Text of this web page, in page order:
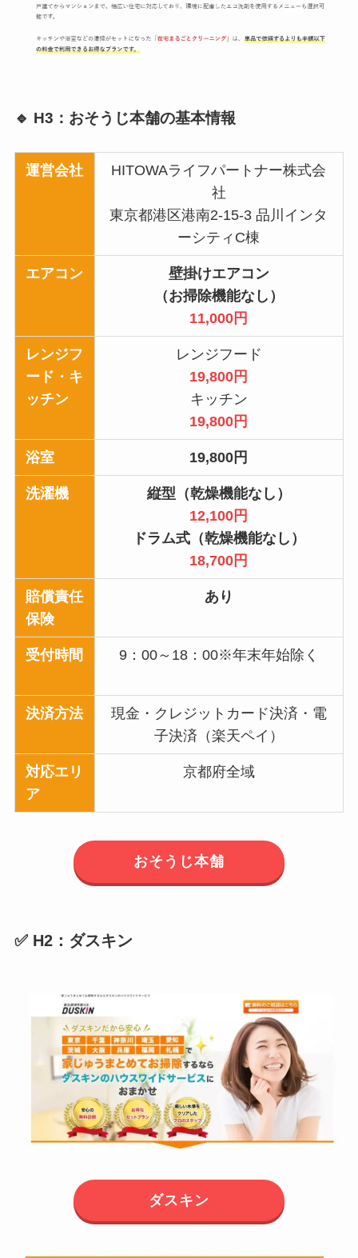
🔹 H3：おそうじ本舗の基本情報
運営会社
HITOWAライフパートナー株式会
社
東京都港区港南2-15-3 品川インタ
ーシティC棟
エアコン
壁掛けエアコン
（お掃除機能なし）
11,000円
レンジフ
ード・キ
ッチン
レンジフード
19,800円
キッチン
19,800円
浴室 19,800円
洗濯機
縦型（乾燥機能なし）
12,100円
ドラム式（乾燥機能なし）
18,700円
賠償責任
保険
あり
受付時間 9：00～18：00※年末年始除く
決済方法
現金・クレジットカード決済・電
子決済（楽天ペイ）
対応エリ
ア
京都府全域
おそうじ本舗
✅ H2：ダスキン
ダスキン